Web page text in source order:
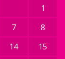
1
7
8
14
15